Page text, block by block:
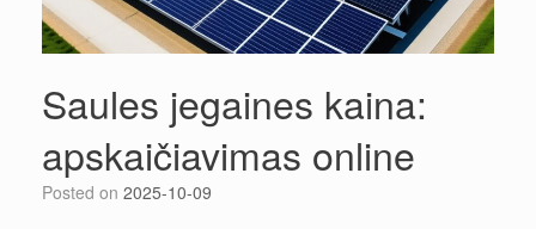
Saules jegaines kaina:
apskaičiavimas online
Posted on 2025-10-09